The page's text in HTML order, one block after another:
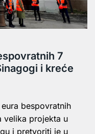
7
i kreće
bespovratnih
velika projekta u
i pretvoriti je u